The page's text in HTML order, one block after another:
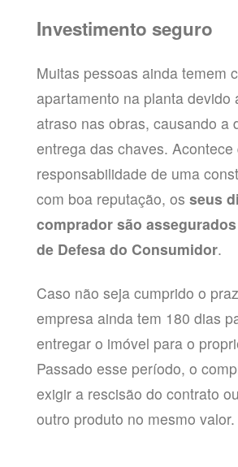
Investimento seguro
Muitas pessoas ainda temem
apartamento na planta devido
atraso nas obras, causando a
entrega das chaves.
responsabilidade de uma
com boa reputação, os seus
comprador são
de Defesa do Consumidor.
Caso não seja cumprido o
empresa ainda tem 180 dias
entregar o imóvel para o
Passado esse período, o
exigir a rescisão do contrato
outro produto no mesmo valor.